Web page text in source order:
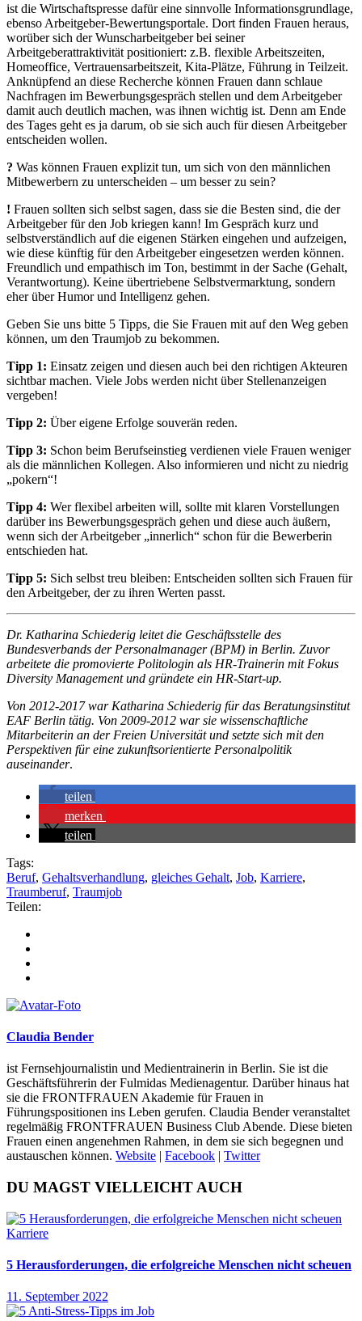
ist die Wirtschaftspresse dafür eine sinnvolle Informationsgrundlage,
ebenso Arbeitgeber-Bewertungsportale. Dort finden Frauen heraus,
worüber sich der Wunscharbeitgeber bei seiner
Arbeitgeberattraktivität positioniert: z.B. flexible Arbeitszeiten,
Homeoffice, Vertrauensarbeitszeit, Kita-Plätze, Führung in Teilzeit.
Anknüpfend an diese Recherche können Frauen dann schlaue
Nachfragen im Bewerbungsgespräch stellen und dem Arbeitgeber
damit auch deutlich machen, was ihnen wichtig ist. Denn am Ende
des Tages geht es ja darum, ob sie sich auch für diesen Arbeitgeber
entscheiden wollen.
? Was können Frauen explizit tun, um sich von den männlichen
Mitbewerbern zu unterscheiden – um besser zu sein?
! Frauen sollten sich selbst sagen, dass sie die Besten sind, die der
Arbeitgeber für den Job kriegen kann! Im Gespräch kurz und
selbstverständlich auf die eigenen Stärken eingehen und aufzeigen,
wie diese künftig für den Arbeitgeber eingesetzen werden können.
Freundlich und empathisch im Ton, bestimmt in der Sache (Gehalt,
Verantwortung). Keine übertriebene Selbstvermarktung, sondern
eher über Humor und Intelligenz gehen.
Geben Sie uns bitte 5 Tipps, die Sie Frauen mit auf den Weg geben
können, um den Traumjob zu bekommen.
Tipp 1: Einsatz zeigen und diesen auch bei den richtigen Akteuren
sichtbar machen. Viele Jobs werden nicht über Stellenanzeigen
vergeben!
Tipp 2: Über eigene Erfolge souverän reden.
Tipp 3: Schon beim Berufseinstieg verdienen viele Frauen weniger
als die männlichen Kollegen. Also informieren und nicht zu niedrig
„pokern“!
Tipp 4: Wer flexibel arbeiten will, sollte mit klaren Vorstellungen
darüber ins Bewerbungsgespräch gehen und diese auch äußern,
wenn sich der Arbeitgeber „innerlich“ schon für die Bewerberin
entschieden hat.
Tipp 5: Sich selbst treu bleiben: Entscheiden sollten sich Frauen für
den Arbeitgeber, der zu ihren Werten passt.
Dr. Katharina Schiederig leitet die Geschäftsstelle des
Bundesverbands der Personalmanager (BPM) in Berlin. Zuvor
arbeitete die promovierte Politologin als HR-Trainerin mit Fokus
Diversity Management und gründete ein HR-Start-up.
Von 2012-2017 war Katharina Schiederig für das Beratungsinstitut
EAF Berlin tätig. Von 2009-2012 war sie wissenschaftliche
Mitarbeiterin an der Freien Universität und setzte sich mit den
Perspektiven für eine zukunftsorientierte Personalpolitik
auseinander.
teilen
merken
teilen
Tags:
Beruf, Gehaltsverhandlung, gleiches Gehalt, Job, Karriere,
Traumberuf, Traumjob
Teilen:
Claudia Bender
ist Fernsehjournalistin und Medientrainerin in Berlin. Sie ist die
Geschäftsführerin der Fulmidas Medienagentur. Darüber hinaus hat
sie die FRONTFRAUEN Akademie für Frauen in
Führungspositionen ins Leben gerufen. Claudia Bender veranstaltet
regelmäßig FRONTFRAUEN Business Club Abende. Diese bieten
Frauen einen angenehmen Rahmen, in dem sie sich begegnen und
austauschen können. Website | Facebook | Twitter
DU MAGST VIELLEICHT AUCH
Karriere
5 Herausforderungen, die erfolgreiche Menschen nicht scheuen
11. September 2022